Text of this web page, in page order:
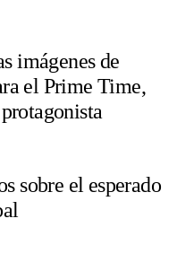
imágenes de
el Prime Time,
sobre el esperado